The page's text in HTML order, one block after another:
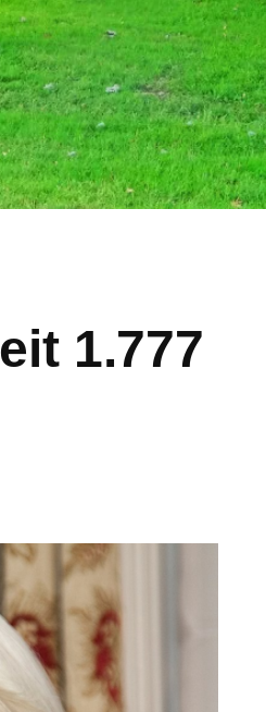
1.777